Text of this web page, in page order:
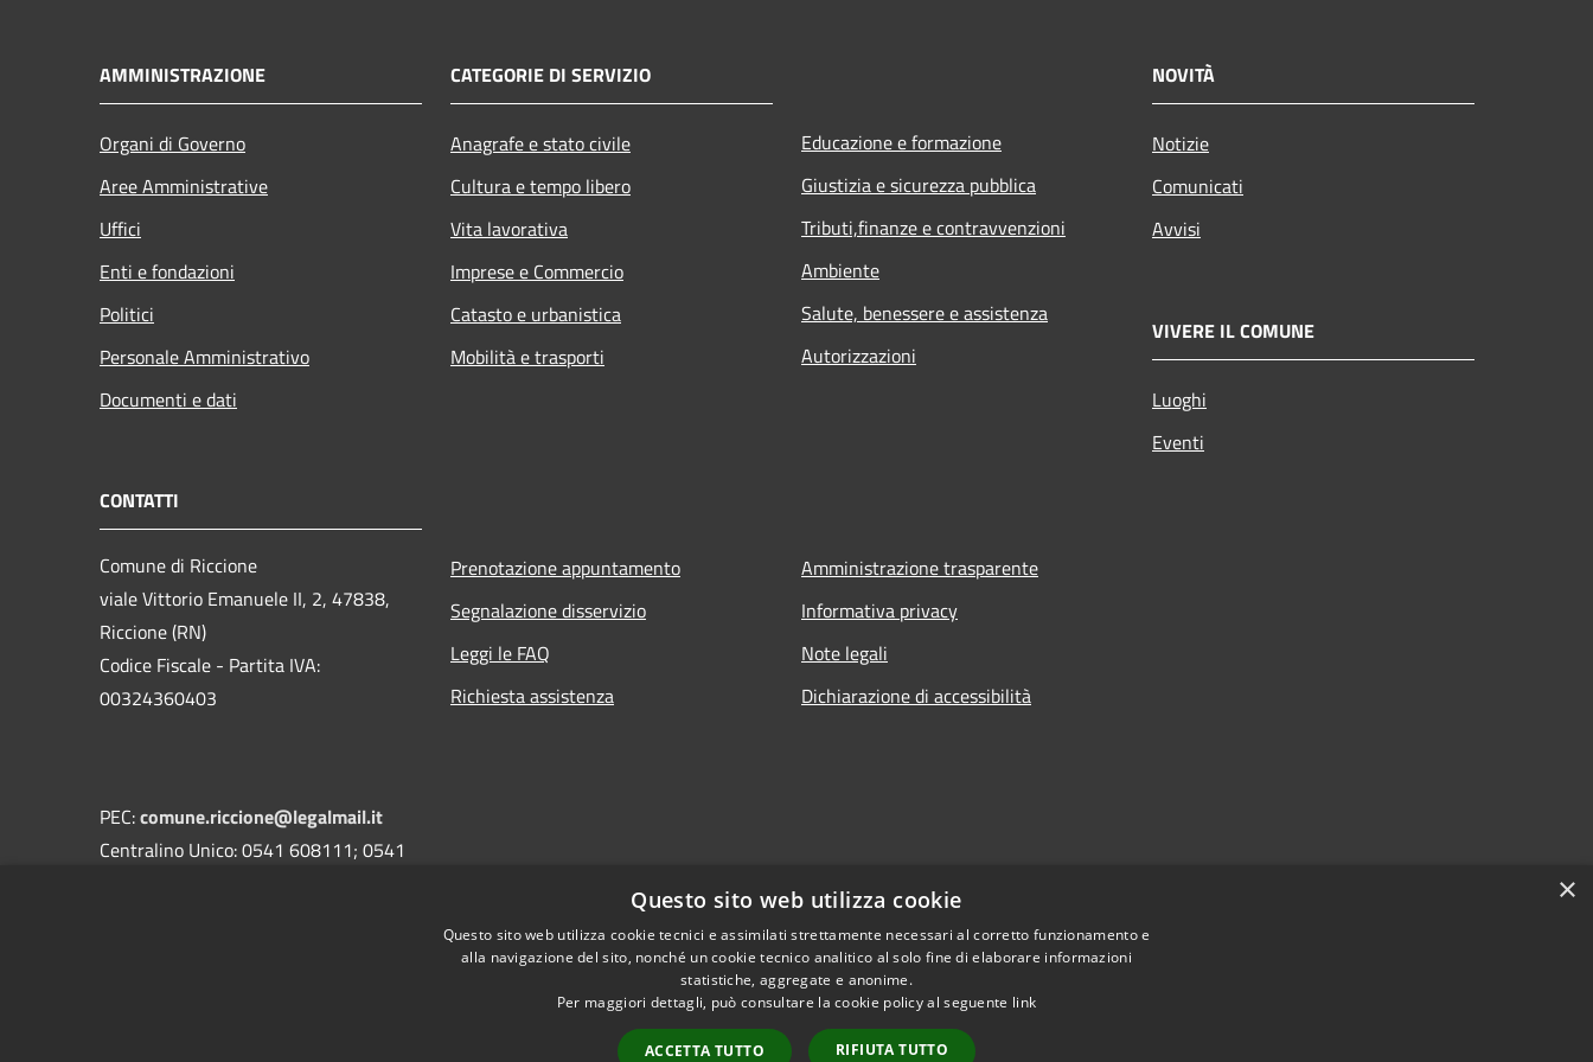
AMMINISTRAZIONE
Organi di Governo
Aree Amministrative
Uffici
Enti e fondazioni
Politici
Personale Amministrativo
Documenti e dati
CATEGORIE DI SERVIZIO
Anagrafe e stato civile
Cultura e tempo libero
Vita lavorativa
Imprese e Commercio
Catasto e urbanistica
Mobilità e trasporti
Educazione e formazione
Giustizia e sicurezza pubblica
Tributi,finanze e contravvenzioni
Ambiente
Salute, benessere e assistenza
Autorizzazioni
NOVITÀ
Notizie
Comunicati
Avvisi
VIVERE IL COMUNE
Luoghi
Eventi
CONTATTI
Comune di Riccione
viale Vittorio Emanuele II, 2, 47838,
Riccione (RN)
Codice Fiscale - Partita IVA:
00324360403
PEC:comune.riccione@legalmail.it
Centralino Unico: 0541 608111; 0541
Prenotazione appuntamento
Segnalazione disservizio
Leggi le FAQ
Richiesta assistenza
Amministrazione trasparente
Informativa privacy
Note legali
Dichiarazione di accessibilità
Copyright © 2026 • Comune di Riccione • Powered by
×
Questo sito web utilizza cookie
Questo sito web utilizza cookie tecnici e assimilati strettamente necessari al corretto funzionamento e
alla navigazione del sito, nonché un cookie tecnico analitico al solo fine di elaborare informazioni
statistiche, aggregate e anonime.
Per maggiori dettagli, può consultare la cookie policy al seguente link
ACCETTA TUTTO RIFIUTA TUTTO